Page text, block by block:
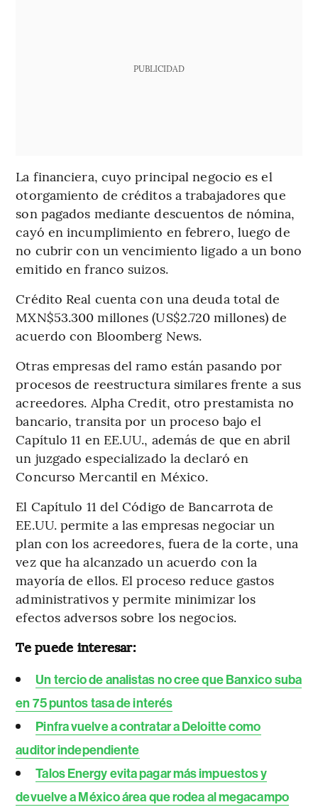
PUBLICIDAD
La financiera, cuyo principal negocio es el
otorgamiento de créditos a trabajadores que
son pagados mediante descuentos de nómina,
cayó en incumplimiento en febrero, luego de
no cubrir con un vencimiento ligado a un bono
emitido en franco suizos.
Crédito Real cuenta con una deuda total de
MXN$53.300 millones (US$2.720 millones) de
acuerdo con Bloomberg News.
Otras empresas del ramo están pasando por
procesos de reestructura similares frente a sus
acreedores. Alpha Credit, otro prestamista no
bancario, transita por un proceso bajo el
Capítulo 11 en EE.UU., además de que en abril
un juzgado especializado la declaró en
Concurso Mercantil en México.
El Capítulo 11 del Código de Bancarrota de
EE.UU. permite a las empresas negociar un
plan con los acreedores, fuera de la corte, una
vez que ha alcanzado un acuerdo con la
mayoría de ellos. El proceso reduce gastos
administrativos y permite minimizar los
efectos adversos sobre los negocios.
Te puede interesar:
Un tercio de analistas no cree que Banxico suba
en 75 puntos tasa de interés
Pinfra vuelve a contratar a Deloitte como
auditor independiente
Talos Energy evita pagar más impuestos y
devuelve a México área que rodea al megacampo